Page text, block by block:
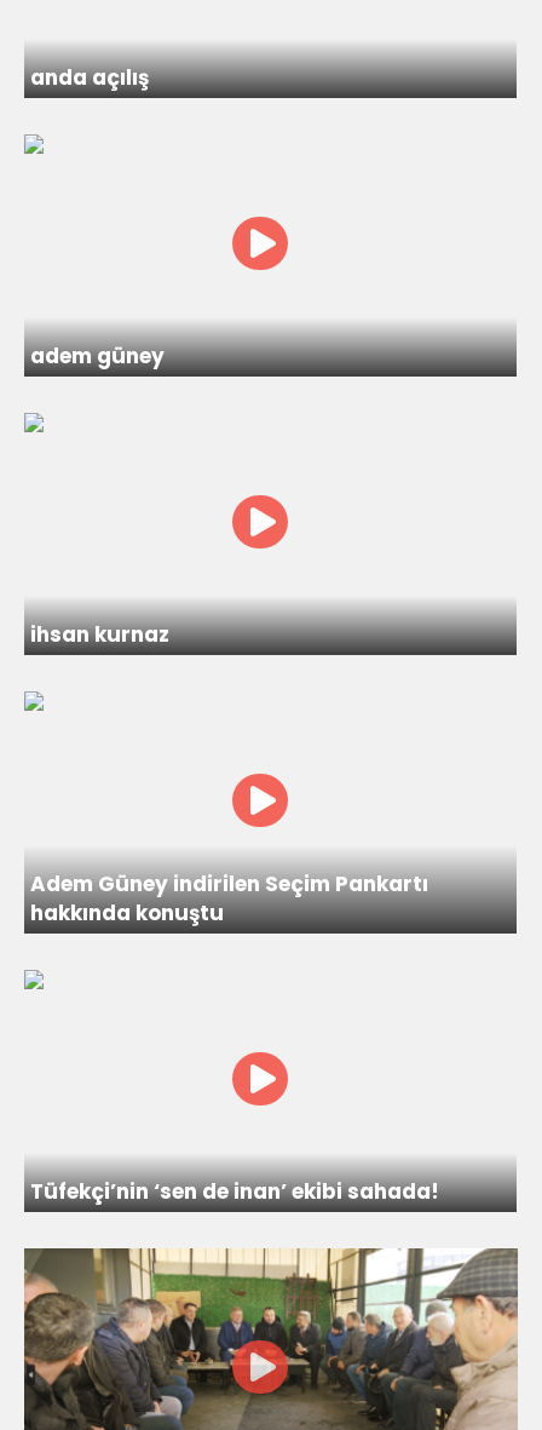
anda açılış
adem güney
ihsan kurnaz
Adem Güney indirilen Seçim Pankartı
hakkında konuştu
Tüfekçi’nin ‘sen de inan’ ekibi sahada!